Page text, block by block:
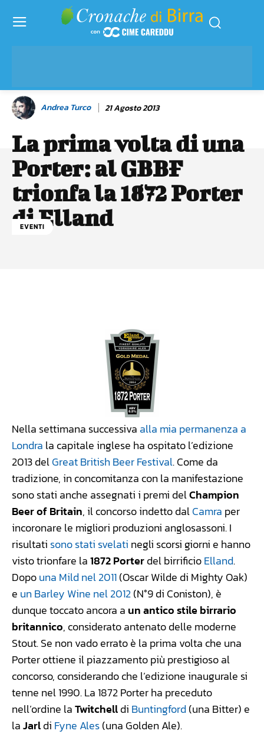
Andrea Turco 21 Agosto 2013
La prima volta di una
Porter: al GBBF
trionfa la 1872 Porter
di Elland
EVENTI
Nella settimana successiva alla mia permanenza a
Londra la capitale inglese ha ospitato l’edizione
2013 delGreat British Beer Festival. Come da
tradizione, in concomitanza con la manifestazione
sono stati anche assegnati i premi delChampion
Beer of Britain, il concorso indetto dalCamra per
incoronare le migliori produzioni anglosassoni. I
risultati sono stati svelati negli scorsi giorni e hanno
visto trionfare la1872 Porterdel birrificioElland.
Dopouna Mild nel 2011(Oscar Wilde di Mighty Oak)
e un Barley Wine nel 2012(N°9 di Coniston), è
dunque toccato ancora a un antico stile birrario
britannico, considerato antenato delle moderne
Stout. Se non vado errato è la prima volta che una
Porter ottiene il piazzamento più prestigioso al
concorso, considerando che l’edizione inaugurale si
tenne nel 1990. La 1872 Porter ha preceduto
nell’ordine laTwitchelldi Buntingford(una Bitter) e
laJarldi Fyne Ales(una Golden Ale).